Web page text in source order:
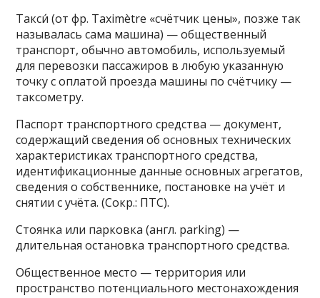
Такси́ (от фр. Taximètre «счётчик цены», позже так
называлась сама машина) — общественный
транспорт, обычно автомобиль, используемый
для перевозки пассажиров в любую указанную
точку с оплатой проезда машины по счётчику —
таксометру.
Паспорт транспортного средства — документ,
содержащий сведения об основных технических
характеристиках транспортного средства,
идентификационные данные основных агрегатов,
сведения о собственнике, постановке на учёт и
снятии с учёта. (Сокр.: ПТС).
Стоянка или парковка (англ. parking) —
длительная остановка транспортного средства.
Общественное место — территория или
пространство потенциального местонахождения